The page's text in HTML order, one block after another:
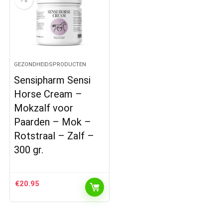
GEZONDHEIDSPRODUCTEN
Sensipharm Sensi
Horse Cream –
Mokzalf voor
Paarden – Mok –
Rotstraal – Zalf –
300 gr.
€20.95